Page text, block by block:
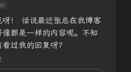
呀！ 话说最近张总在我博客
像都是一样的内容呢。不知
过我的回复呀？